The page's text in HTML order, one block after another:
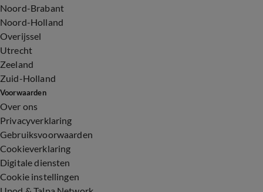
Noord-Brabant
Noord-Holland
Overijssel
Utrecht
Zeeland
Zuid-Holland
Voorwaarden
Over ons
Privacyverklaring
Gebruiksvoorwaarden
Cookieverklaring
Digitale diensten
Cookie instellingen